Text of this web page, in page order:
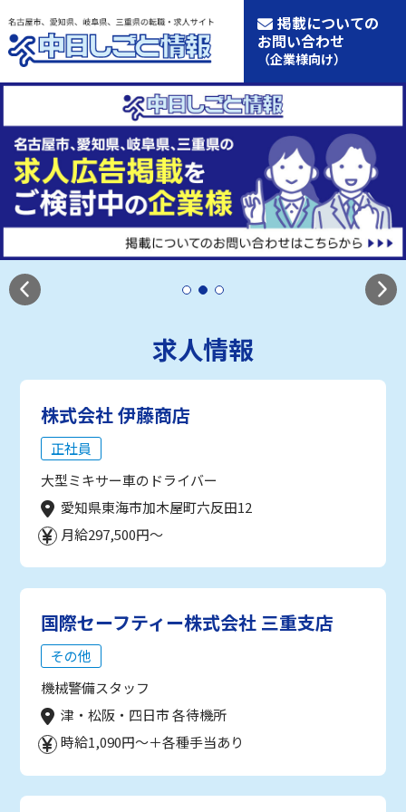
掲載についての
お問い合わせ
（企業様向け）
求人情報
株式会社 伊藤商店
正社員
大型ミキサー車のドライバー
愛知県東海市加木屋町六反田12
月給297,500円～
国際セーフティー株式会社 三重支店
その他
機械警備スタッフ
津・松阪・四日市 各待機所
時給1,090円～＋各種手当あり